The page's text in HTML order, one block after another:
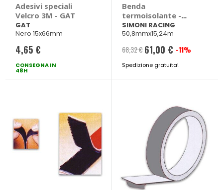
Adesivi speciali
Velcro 3M - GAT
GAT
Nero 15x66mm
4,65 €
CONSEGNA IN
48H
Benda
termoisolante -
SIMONI RACING
SIMONI RACING
50,8mmx15,24m
68,32 € Prezzo
speciale
61,00 € -11%
Spedizione gratuita!